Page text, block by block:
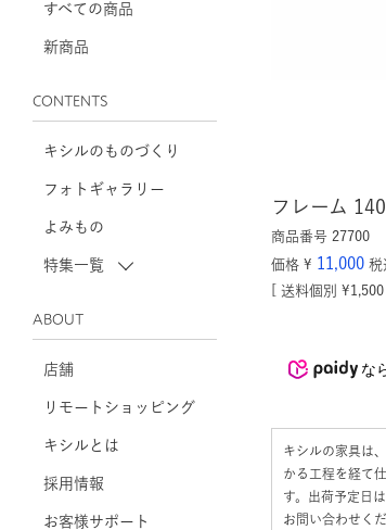
すべての商品
新商品
CONTENTS
キシルのものづくり
フォトギャラリー
よみもの
特集一覧
ABOUT
店舗
リモートショッピング
キシルとは
採用情報
お客様サポート
フレーム
商品番号 27700
価格 ¥ 11,000 税
送料個別
¥1,500
な
キシルの家具は
かる工程を経て
す。出荷予定日
お問い合わせくだ